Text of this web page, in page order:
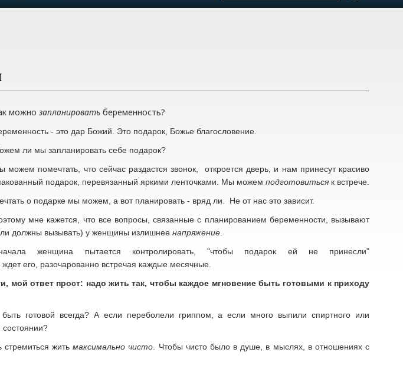
можно запланировать беременность?
- это дар Божий. Это подарок, Божье благословение.
ли мы запланировать себе подарок?
можем помечтать, что сейчас раздастся звонок, откроется дверь, и нам принесут красиво
подарок, перевязанный яркими ленточками. Мы можем подготовиться к встрече.
о подарке мы можем, а вот планировать - вряд ли. Не от нас это зависит.
мне кажется, что все вопросы, связанные с планированием беременности, вызывают
должны вызывать) у женщины излишнее напряжение
женщина пытается контролировать, "чтобы подарок ей не принесли"
его, разочарованно встречая каждые месячные.
мой ответ прост: надо жить так, чтобы каждое мгновение быть готовыми к приходу
готовой всегда? А если переболели гриппом, а если много выпили спиртного или
состоянии?
стремиться житьмаксимально чисто . Чтобы чисто было в душе, в мыслях, в отношениях с